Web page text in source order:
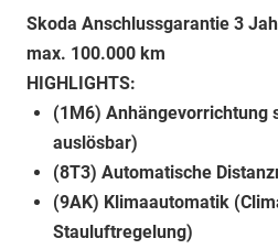
Skoda Anschlussgarantie 3
max. 100.000 km
HIGHLIGHTS:
(1M6) Anhängevorrichtung
auslösbar)
(8T3) Automatische
(9AK) Klimaautomatik
Stauluftregelung)